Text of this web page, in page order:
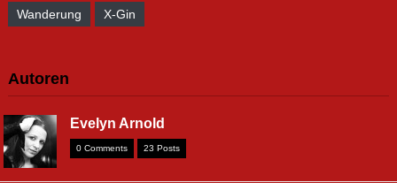
Wanderung X-Gin
Autoren
Evelyn Arnold
0 Comments 23 Posts